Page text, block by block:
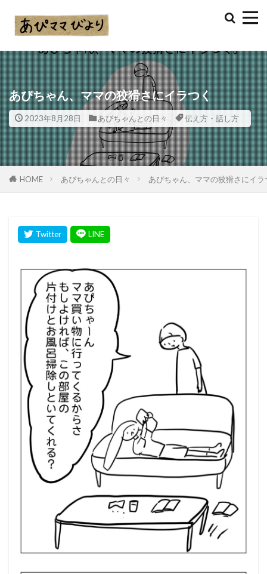
あぴちゃん、ママの狡猾さにイラつく
2023年8月28日 あぴちゃんとの日々 伝え方・話し方
HOME あぴちゃんとの日々 あぴちゃん、ママの狡猾さにイラ